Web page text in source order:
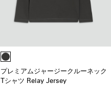
プレミアムジャージークルーネック
Tシャツ Relay Jersey